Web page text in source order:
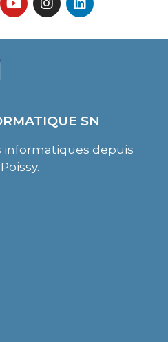
SN
informatiques depuis